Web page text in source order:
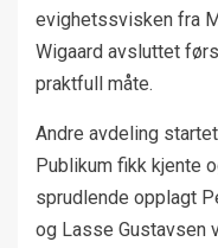
evighetssvisken fra
Wigaard avsluttet
praktfull måte.
Andre avdeling
Publikum fikk kjente
sprudlende opplagt
og Lasse Gustavsen